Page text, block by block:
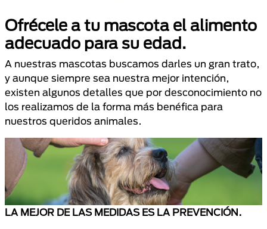
Ofrécele a tu mascota el alimento
adecuado para su edad.
A nuestras mascotas buscamos darles un gran trato,
y aunque siempre sea nuestra mejor intención,
existen algunos detalles que por desconocimiento no
los realizamos de la forma más benéfica para
nuestros queridos animales.
LA MEJOR DE LAS MEDIDAS ES LA PREVENCIÓN.